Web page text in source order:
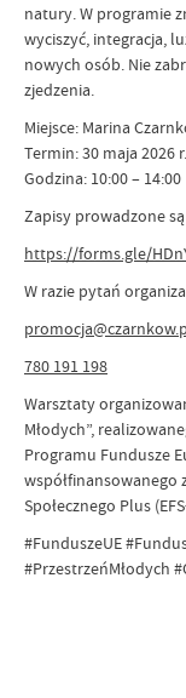
natury. W programie
wyciszyć, integracja,
nowych osób. Nie
zjedzenia.
Miejsce: Marina
Termin: 30 maja 2026 r.
Godzina: 10:00 – 14:00
Zapisy prowadzone
https://forms.gle/
W razie pytań
780 191 198
Warsztaty
Młodych”,
Programu Fundusze
współfinansowanego
Społecznego Plus
#FunduszeUE
#PrzestrzeńMłodych